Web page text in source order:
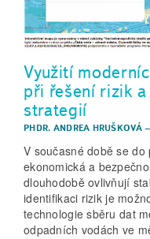
Využití
při řešení rizik
strategií
PHDR. ANDREA HRUŠKOVÁ–
V současné době se
ekonomická a
dlouhodobě ovlivňují
identifikaci rizik je
technologie sběru dat
odpadních vodách ve